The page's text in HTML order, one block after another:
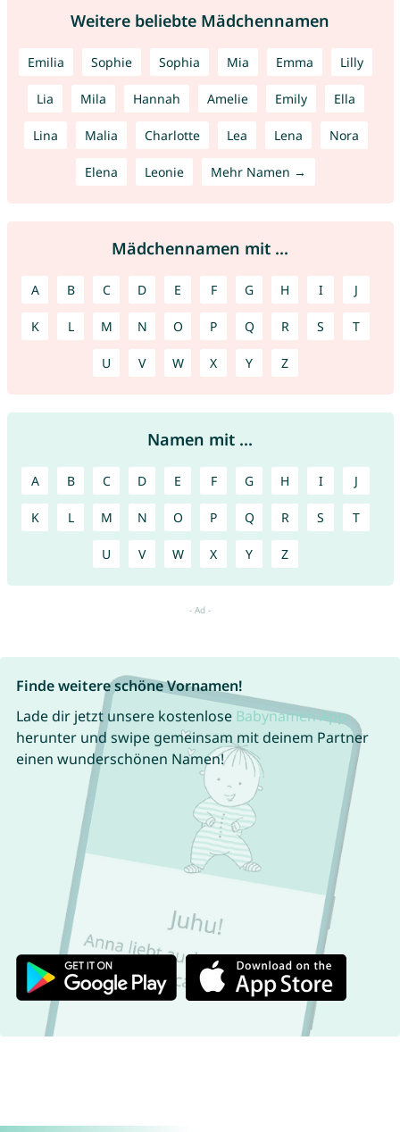
Weitere beliebte Mädchennamen
Emilia Sophie Sophia Mia Emma Lilly
Lia Mila Hannah Amelie Emily Ella
Lina Malia Charlotte Lea Lena Nora
Elena Leonie Mehr Namen →
Mädchennamen mit ...
A B C D E F G H I J
K L M N O P Q R S T
U V W X Y Z
Namen mit ...
A B C D E F G H I J
K L M N O P Q R S T
U V W X Y Z
Finde weitere schöne Vornamen!
Lade dir jetzt unsere kostenlose Babynamen App
herunter und swipe gemeinsam mit deinem Partner
einen wunderschönen Namen!